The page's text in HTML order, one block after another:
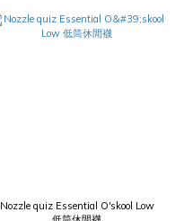
Nozzle quiz Essential O'skool Low